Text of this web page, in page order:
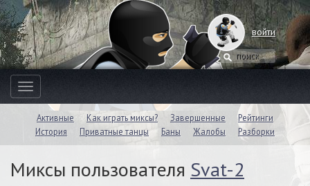
войти
Toggle
navigation
Активные Как играть миксы? Завершенные
Рейтинги
История
Приватные танцы Баны Жалобы Разборки
Миксы пользователя Svat-2